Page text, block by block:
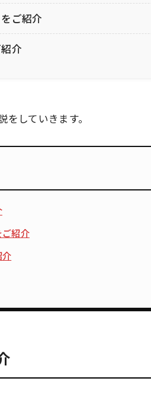
ご紹介
介
していきます。
紹介